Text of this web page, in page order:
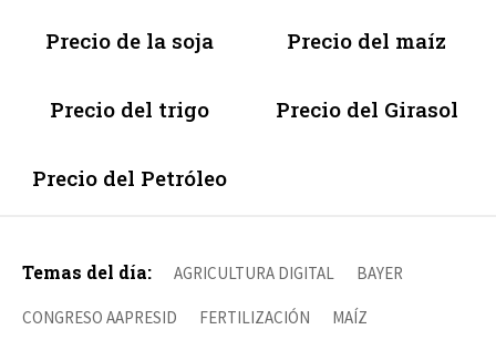
Precio de la soja Precio del maíz
Precio del trigo Precio del Girasol
Precio del Petróleo
Temas del día: AGRICULTURA DIGITAL BAYER
CONGRESO AAPRESID FERTILIZACIÓN MAÍZ